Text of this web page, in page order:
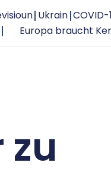
Ukrain COVID-
Europa braucht